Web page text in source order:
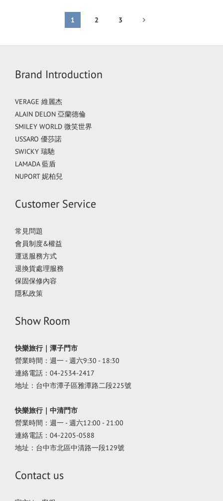
1 2 3
Brand Introduction
VERAGE 維麗杰
ALAIN DELON 亞蘭德倫
SMILEY WORLD 微笑世界
USSARO 優莎諾
SWICKY 瑞馳
LAMADA 藍盾
NUPORT 妮柏兒
Customer Service
常見問題
會員制度&權益
運送服務方式
退換貨處理服務
保固保修內容
隱私政策
Show Room
快樂旅行｜潭子門市
營業時間：週一 - 週六9:30 - 18:30
連絡電話：04-2534-2417
地址：台中市潭子區雅潭路二段225號
快樂旅行｜中清門市
營業時間：週一 - 週六12:00 - 21:00
連絡電話：04-2205-0588
地址：台中市北區中清路一段129號
Contact us